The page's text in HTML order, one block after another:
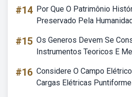
#14 Por Que O Patrimônio
Preservado Pela
#15 Os Generos Devem Se
Instrumentos Teoricos E
#16 Considere O Campo
Cargas Elétricas